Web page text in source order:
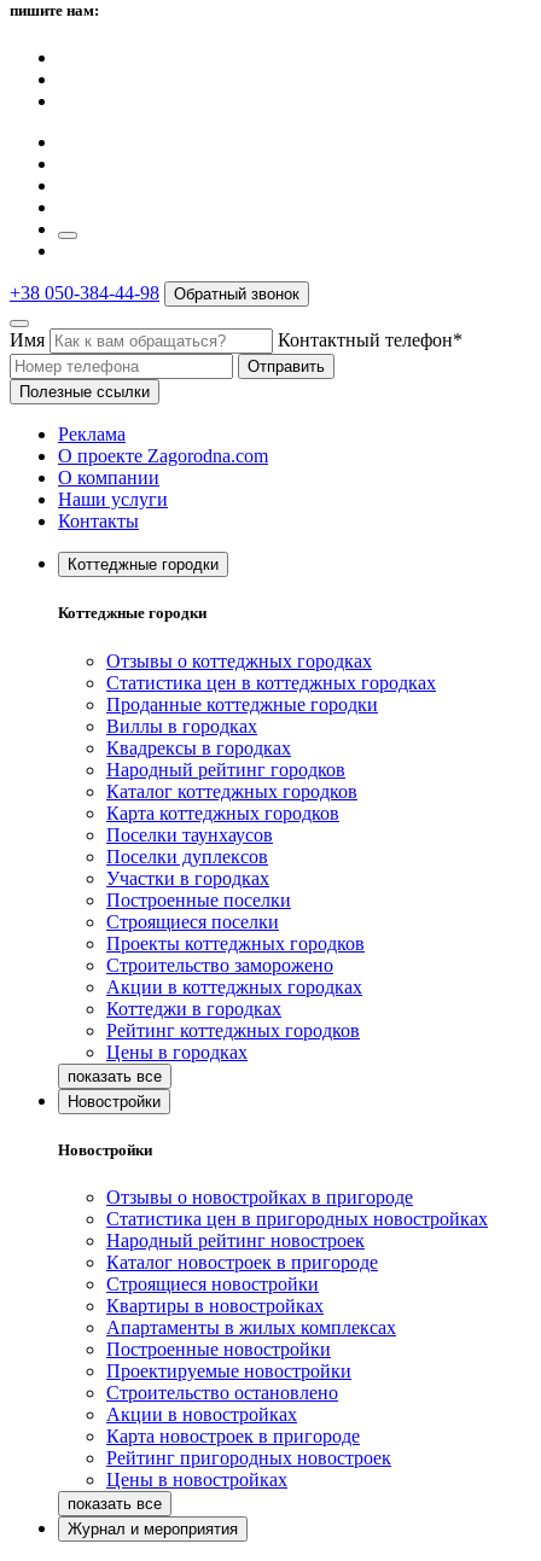
пишите нам:
+38 050-384-44-98 Обратный звонок
Имя Контактный телефон*
Отправить
Полезные ссылки
Реклама
О проекте Zagorodna.com
О компании
Наши услуги
Контакты
Коттеджные городки
Коттеджные городки
Отзывы о коттеджных городках
Статистика цен в коттеджных городках
Проданные коттеджные городки
Виллы в городках
Квадрексы в городках
Народный рейтинг городков
Каталог коттеджных городков
Карта коттеджных городков
Поселки таунхаусов
Поселки дуплексов
Участки в городках
Построенные поселки
Строящиеся поселки
Проекты коттеджных городков
Строительство заморожено
Акции в коттеджных городках
Коттеджи в городках
Рейтинг коттеджных городков
Цены в городках
Новостройки
Новостройки
Отзывы о новостройках в пригороде
Статистика цен в пригородных новостройках
Народный рейтинг новостроек
Каталог новостроек в пригороде
Строящиеся новостройки
Квартиры в новостройках
Апартаменты в жилых комплексах
Построенные новостройки
Проектируемые новостройки
Строительство остановлено
Акции в новостройках
Карта новостроек в пригороде
Рейтинг пригородных новостроек
Цены в новостройках
Журнал и мероприятия